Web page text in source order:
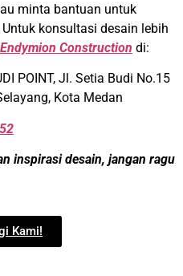
minta bantuan untuk
konsultasi desain lebih
Endymion Construction di:
POINT, Jl. Setia Budi No.15
Kota Medan
inspirasi desain, jangan ragu
Kami!